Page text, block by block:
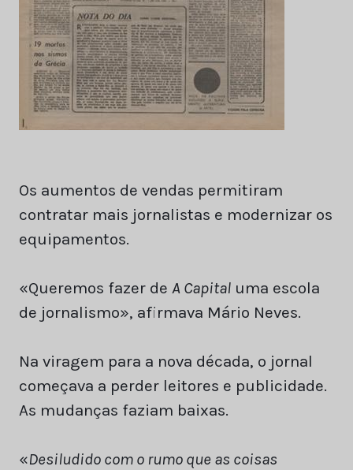
Os aumentos de vendas permitiram
contratar mais jornalistas e modernizar os
equipamentos.
«Queremos fazer de A Capital uma escola
de jornalismo», afirmava Mário Neves.
Na viragem para a nova década, o jornal
começava a perder leitores e publicidade.
As mudanças faziam baixas.
«Desiludido com o rumo que as coisas